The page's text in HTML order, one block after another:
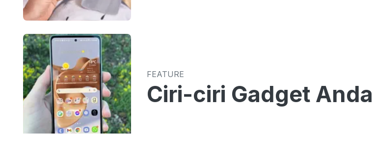
FEATURE
Ciri-ciri Gadget